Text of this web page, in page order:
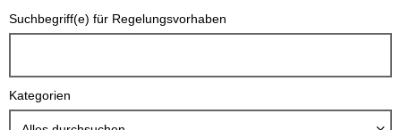
c
h
o
Suchbegriff(e) für Regelungsvorhaben
Kategorien